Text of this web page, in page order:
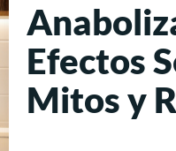
Efectos
Mitos y